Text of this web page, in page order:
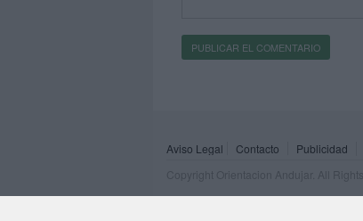
Aviso Legal Contacto Publicidad